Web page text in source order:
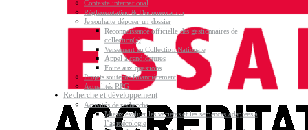
Contexte international
Réglementation & Documentation
Je souhaite déposer un dossier
Reconnaissance officielle des gestionnaires de
collection(s)
Versement en Collection Nationale
Appel à candidatures
Foire aux questions
Projets soutenus financièrement
Actualités RPG
Recherche et développement
Activités de recherche
Mieux évaluer les variétés et les semences adaptées à
l’agroécologie